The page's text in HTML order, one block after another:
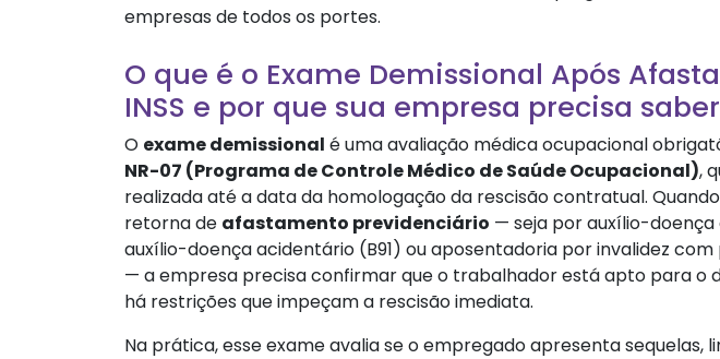
empresas de todos os portes.
O que é o Exame Demissional Após
INSS e por que sua empresa precisa saber
O exame demissional é uma avaliação médica ocupacional
NR-07 (Programa de Controle Médico de Saúde Ocupacional),
realizada até a data da homologação da rescisão contratual.
retorna de afastamento previdenciário — seja por auxílio-doença
auxílio-doença acidentário (B91) ou aposentadoria por invalidez
— a empresa precisa confirmar que o trabalhador está apto para o
há restrições que impeçam a rescisão imediata.
Na prática, esse exame avalia se o empregado apresenta sequelas,